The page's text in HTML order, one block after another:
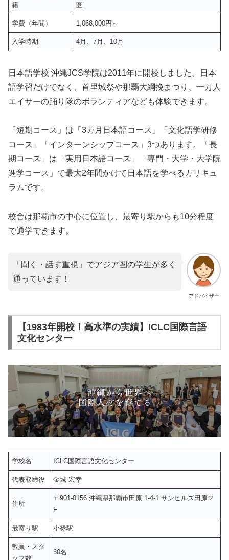
籍
圏
学費（年間） 1,068,000円～
入学時期 4月、7月、10月
日本語学校 沖縄JCS学院は2011年に開校しました。日本
語学習だけでなく、首里城祭や那覇大綱挽まつり、一万人
エイサーの踊り隊のボランティアなども体験できます。
「短期コース」は「3カ月日本語コース」「文化語学研修
コース」「インターンシップコース」3つあります。「長
期コース」は「実用日本語コース」「専門・大学・大学院
進学コース」で最大2年間かけて日本語を学べるカリキュ
ラムです。
校舎は那覇市の中心に位置し、最寄り駅からも10分程度
で通学できます。
アドバイザー
「聞く・話す重視」でアジア圏の学生が多く
通っています！
【1983年開校！高水準の実績】ICLC国際言語
文化センター
学校名 ICLC国際言語文化センター
代表取締役 金城 宏幸
住所
〒901-0156 沖縄県那覇市田原 1-4-1 サンヒルズ田原２
F
最寄り駅 小禄駅
教員・スタ
ッフ数
30名